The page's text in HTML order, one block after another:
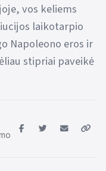
vos keliems
laikotarpio
Napoleono eros ir
stipriai paveikė